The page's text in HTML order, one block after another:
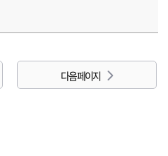
다음 페이지